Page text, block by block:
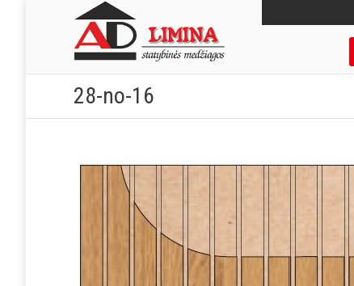
28-no-16